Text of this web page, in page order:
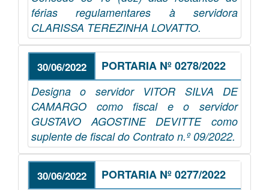
férias regulamentares à servidora
CLARISSA TEREZINHA LOVATTO.
30/06/2022 PORTARIA Nº 0278/2022
Designa o servidor VITOR SILVA DE
CAMARGO como fiscal e o servidor
GUSTAVO AGOSTINE DEVITTE como
suplente de fiscal do Contrato n.º 09/2022.
30/06/2022 PORTARIA Nº 0277/2022